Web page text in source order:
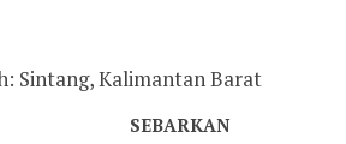
Sintang, Kalimantan Barat
SEBARKAN